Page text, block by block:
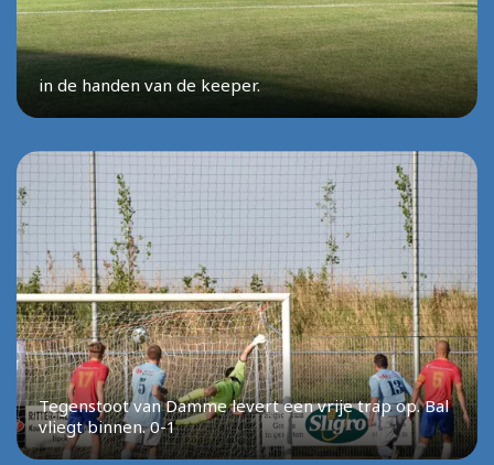
in de handen van de keeper.
Tegenstoot van Damme levert een vrije trap op. Bal
vliegt binnen. 0-1